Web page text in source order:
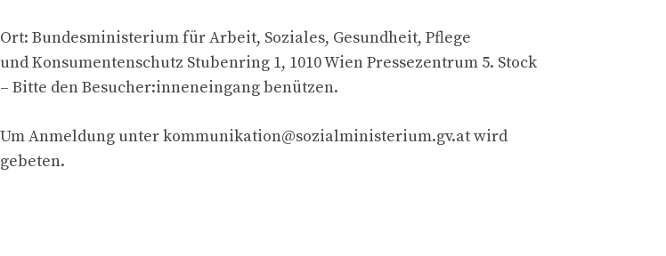
Ort: Bundesministerium für Arbeit, Soziales, Gesundheit, Pflege
und Konsumentenschutz Stubenring 1, 1010 Wien Pressezentrum 5. Stock
– Bitte den Besucher:inneneingang benützen.
Um Anmeldung unterkommunikation@sozialministerium.gv.atwird
gebeten.